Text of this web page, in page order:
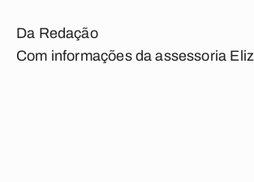
Da Redação
Com informações da assessoria